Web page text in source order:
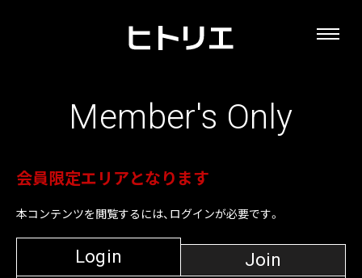
Member's Only
会員限定エリアとなります
本コンテンツを閲覧するには、ログインが必要です。
Login Join